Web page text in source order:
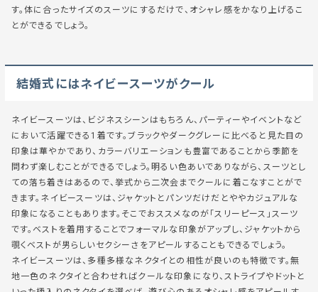
す。体に合ったサイズのスーツにするだけで、オシャレ感をかなり上げるこ
とができるでしょう。
結婚式にはネイビースーツがクール
ネイビースーツは、ビジネスシーンはもちろん、パーティーやイベントなど
において活躍できる1着です。ブラックやダークグレーに比べると見た目の
印象は華やかであり、カラーバリエーションも豊富であることから季節を
問わず楽しむことができるでしょう。明るい色あいでありながら、スーツとし
ての落ち着きはあるので、挙式から二次会までクールに着こなすことがで
きます。ネイビースーツは、ジャケットとパンツだけだとややカジュアルな
印象になることもあります。そこでおススメなのが「スリーピース」スーツ
です。ベストを着用することでフォーマルな印象がアップし、ジャケットから
覗くベストが男らしいセクシーさをアピールすることもできるでしょう。
ネイビースーツは、多種多様なネクタイとの相性が良いのも特徴です。無
地一色のネクタイと合わせればクールな印象になり、ストライプやドットと